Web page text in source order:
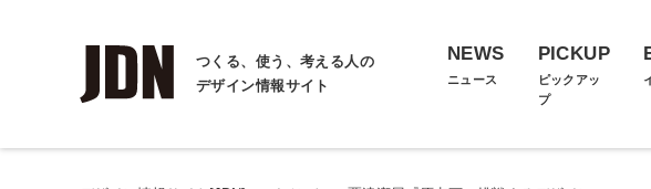
つくる、使う、考える人の
デザイン情報サイト
NEWS
ニュース
PICKUP
ピックアッ
プ